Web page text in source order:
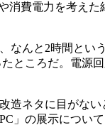
消費電力を考え
なんと2時間とい
ところだ。電源
造ネタに目がない
」の展示につい